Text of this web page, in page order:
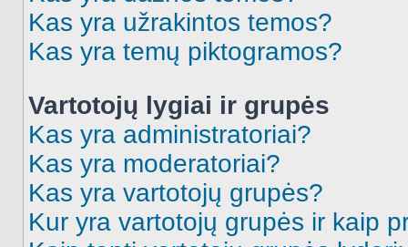
Kas yra užrakintos temos?
Kas yra temų piktogramos?
Vartotojų lygiai ir grupės
Kas yra administratoriai?
Kas yra moderatoriai?
Kas yra vartotojų grupės?
Kur yra vartotojų grupės ir kaip